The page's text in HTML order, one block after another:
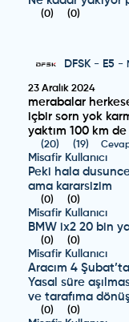
(0) (0)
DFSK - E5 -
23 Aralık 2024
merabalar
içbir sorn yok
yaktım 100 km
(20) (19)
Misafir Kullanıcı
Peki hala
ama kararsizim
(0) (0)
Misafir Kullanıcı
BMW ix2 20 bin
(0) (0)
Misafir Kullanıcı
Aracım 4
Yasal süre
ve tarafıma
(0) (0)